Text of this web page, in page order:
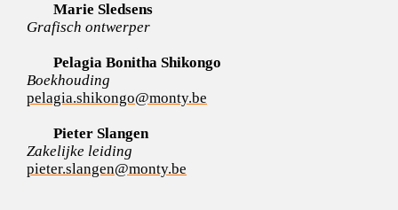
Marie Sledsens
Grafisch ontwerper
Pelagia Bonitha Shikongo
Boekhouding
pelagia.shikongo@monty.be
Pieter Slangen
Zakelijke leiding
pieter.slangen@monty.be